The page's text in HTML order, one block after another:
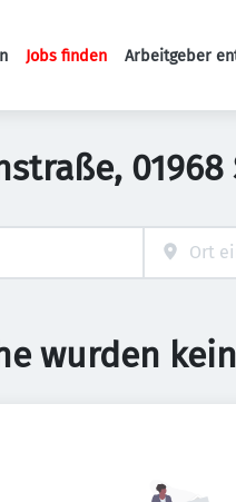
Haupt-
Jobs finden Arbeitgeber
wurden